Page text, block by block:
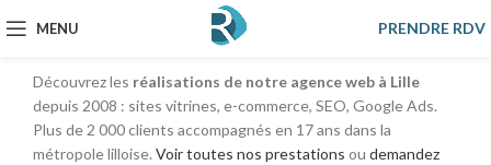
MENU PRENDRE RDV
Click edit
Découvrez les réalisations de notre agence web à Lille
depuis 2008 : sites vitrines, e-commerce, SEO, Google Ads.
Plus de 2 000 clients accompagnés en 17 ans dans la
métropole lilloise. Voir toutes nos prestations ou demandez